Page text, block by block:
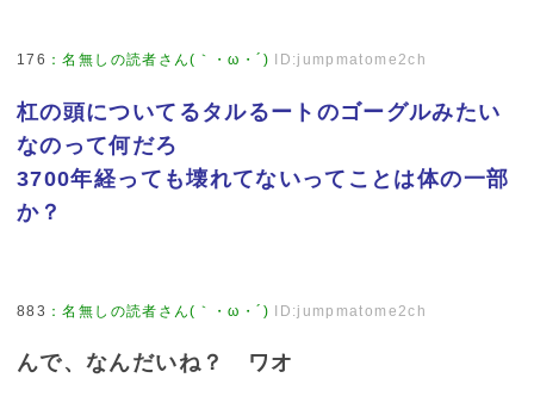
176 ：名無しの読者さん(｀・ω・´) ID:jumpmatome2ch
杠の頭についてるタルるートのゴーグルみたい
なのって何だろ
3700年経っても壊れてないってことは体の一部
か？
883 ：名無しの読者さん(｀・ω・´) ID:jumpmatome2ch
んで、なんだいね？ ワオ